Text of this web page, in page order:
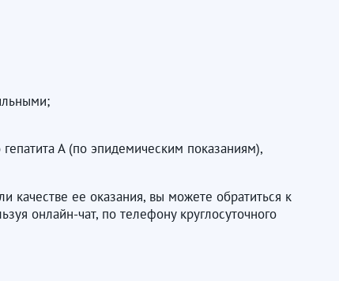
А (по эпидемическим показаниям),
ее оказания, вы можете обратиться к
онлайн-чат, по телефону круглосуточного